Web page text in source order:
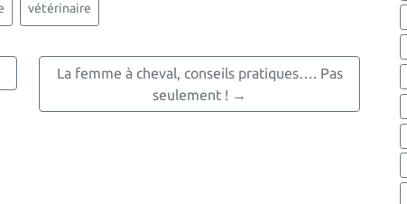
vétérinaire
La femme à cheval, conseils pratiques…. Pas
seulement ! →